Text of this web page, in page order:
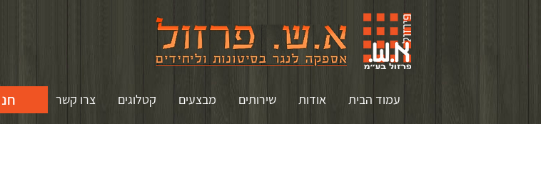
עמוד הבית אודות שירותים מבצעים קטלוגים צרו קשר